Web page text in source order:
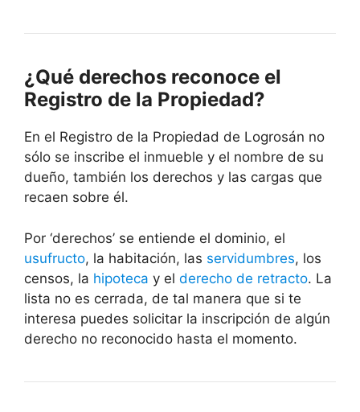
¿Qué derechos reconoce el
Registro de la Propiedad?
En el Registro de la Propiedad de Logrosán no
sólo se inscribe el inmueble y el nombre de su
dueño, también los derechos y las cargas que
recaen sobre él.
Por ‘derechos’ se entiende el dominio, el
usufructo, la habitación, las servidumbres, los
censos, la hipoteca y el derecho de retracto. La
lista no es cerrada, de tal manera que si te
interesa puedes solicitar la inscripción de algún
derecho no reconocido hasta el momento.